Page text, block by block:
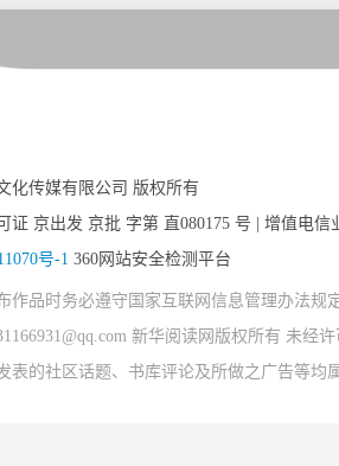
化传媒有限公司 版权所有
证 京出发 京批 字第 直080175 号 | 增值电信
号-1 360网站安全检测平台
作品时务必遵守国家互联网信息管理办法
新华阅读网版权所有 未经
表的社区话题、书库评论及所做之广告等均